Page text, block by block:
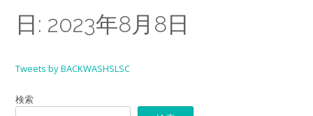
日: 2023年8月8日
Tweets by BACKWASHSLSC
検索